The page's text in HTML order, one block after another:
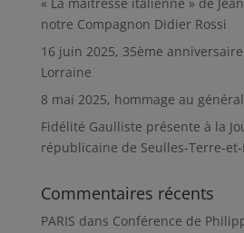
notre Compagnon Didier Rossi
16 juin 2025, 35ème
Lorraine
8 mai 2025, hommage au
Fidélité Gaulliste présente à la
républicaine de Seulles-Terre-
Commentaires récents
PARIS dans Conférence de